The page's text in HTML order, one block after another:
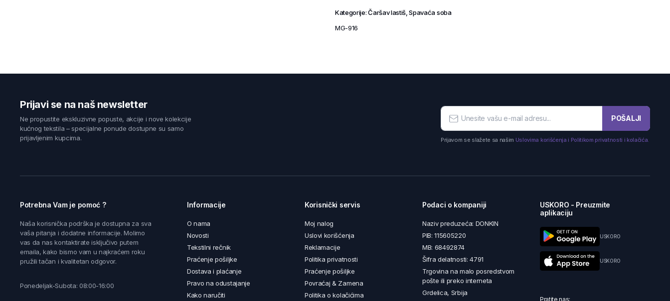
Kategorije:Čaršav lastiš ,Spavaća soba
MG-916
Prijavi se na naš newsletter
Ne propustite ekskluzivne popuste, akcije i nove kolekcije
kućnog tekstila – specijalne ponude dostupne su samo
prijavljenim kupcima.
POŠALJI
Prijavom se slažete sa našim Uslovima korišćenja i Politikom privatnosti i kolačića.
Potrebna Vam je pomoć ?
Naša korisnička podrška je dostupna za sva
vaša pitanja i dodatne informacije. Molimo
vas da nas kontaktirate isključivo putem
emaila, kako bismo vam u najkraćem roku
pružili tačan i kvalitetan odgovor.
Ponedeljak-Subota: 08:00-16:00
Informacije
O nama
Novosti
Tekstilni rečnik
Praćenje pošiljke
Dostava i plaćanje
Pravo na odustajanje
Kako naručiti
Korisnički servis
Moj nalog
Uslovi korišćenja
Reklamacije
Politika privatnosti
Praćenje pošiljke
Povraćaj & Zamena
Politika o kolačićima
Podaci o kompaniji
Naziv preduzeća: DONKIN
PIB: 115605220
MB: 68492874
Šifra delatnosti: 4791
Trgovina na malo posredstvom
pošte ili preko interneta
Grdelica, Srbija
USKORO - Preuzmite
aplikaciju
USKORO
USKORO
Pratite nas: